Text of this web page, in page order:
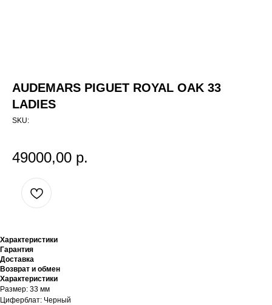
AUDEMARS PIGUET ROYAL OAK 33
LADIES
SKU:
49000,00 р.
Характеристики
Гарантия
Доставка
Возврат и обмен
Характеристики
Размер: 33 мм
Циферблат: Черный